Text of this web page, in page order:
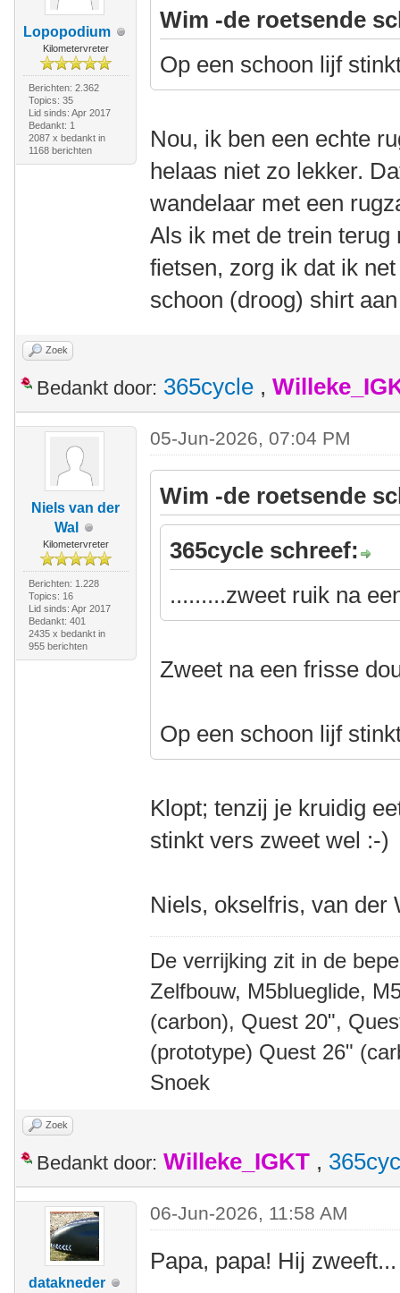
Lopopodium
Kilometervreter
Berichten: 2.362
Topics: 35
Lid sinds: Apr 2017
Bedankt: 1
2087 x bedankt in
1168 berichten
Wim -de roetsende
Op een schoon lijf
Nou, ik ben een echte
helaas niet zo lekker.
wandelaar met een
Als ik met de trein terug
fietsen, zorg ik dat ik
schoon (droog) shirt
Zoek
Bedankt door: 365cycle ,
Niels van der
Wal
Kilometervreter
Berichten: 1.228
Topics: 16
Lid sinds: Apr 2017
Bedankt: 401
2435 x bedankt in
955 berichten
05-Jun-2026, 07:04 PM
Wim -de roetsende
365cycle schreef:
.........zweet ruik na
Zweet na een frisse
Op een schoon lijf
Klopt; tenzij je kruidig
stinkt vers zweet wel :-)
Niels, okselfris, van der
De verrijking zit in de
Zelfbouw, M5blueglide,
(carbon), Quest 20",
(prototype) Quest 26"
Snoek
Zoek
Bedankt door: Willeke_IGKT ,
datakneder
06-Jun-2026, 11:58 AM
Papa, papa! Hij zweeft...